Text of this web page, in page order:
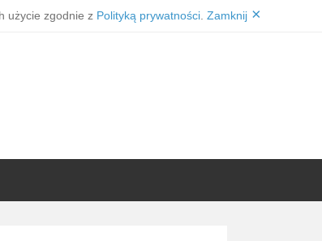
użycie zgodnie z Polityką prywatności Zamknij ×